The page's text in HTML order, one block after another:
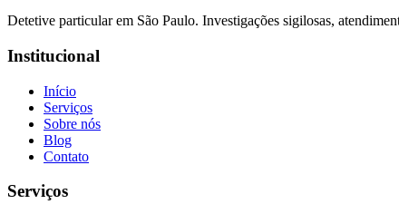
Detetive particular em São Paulo. Investigações sigilosas,
Institucional
Início
Serviços
Sobre nós
Blog
Contato
Serviços